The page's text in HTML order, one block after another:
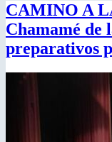
CAMINO A
Chamamé de
preparativos